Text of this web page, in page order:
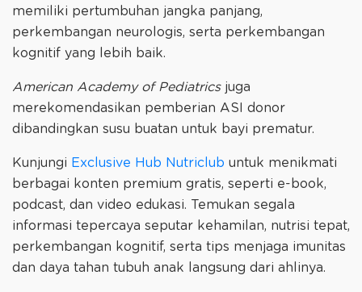
memiliki pertumbuhan jangka panjang,
perkembangan neurologis, serta perkembangan
kognitif yang lebih baik.
American Academy of Pediatrics juga
merekomendasikan pemberian ASI donor
dibandingkan susu buatan untuk bayi prematur.
Kunjungi Exclusive Hub Nutriclub untuk menikmati
berbagai konten premium gratis, seperti e-book,
podcast, dan video edukasi. Temukan segala
informasi tepercaya seputar kehamilan, nutrisi tepat,
perkembangan kognitif, serta tips menjaga imunitas
dan daya tahan tubuh anak langsung dari ahlinya.